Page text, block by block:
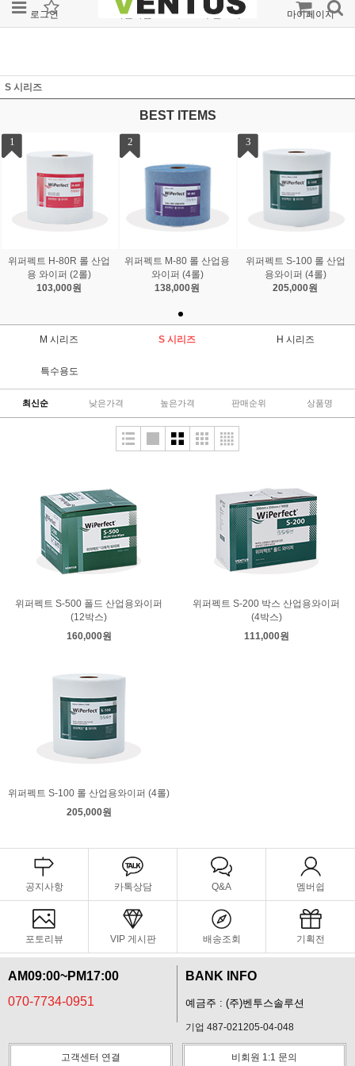
로그인 회원가입 주문조회 마이페이지
S 시리즈
BEST ITEMS
1
위퍼펙트 H-80R 롤 산업
용 와이퍼 (2롤)
103,000원
2
위퍼펙트 M-80 롤 산업용
와이퍼 (4롤)
138,000원
3
위퍼펙트 S-100 롤 산업
용와이퍼 (4롤)
205,000원
M 시리즈 S 시리즈 H 시리즈
특수용도
최신순 낮은가격 높은가격 판매순위 상품명
위퍼펙트 S-500 폴드 산업용와이퍼
(12박스)
160,000원
위퍼펙트 S-200 박스 산업용와이퍼
(4박스)
111,000원
위퍼펙트 S-100 롤 산업용와이퍼 (4롤)
205,000원
공지사항 카톡상담 Q&A 멤버쉽
포토리뷰 VIP 게시판 배송조회 기획전
AM09:00~PM17:00
070-7734-0951
BANK INFO
예금주 : (주)벤투스솔루션
기업 487-021205-04-048
고객센터 연결 비회원 1:1 문의